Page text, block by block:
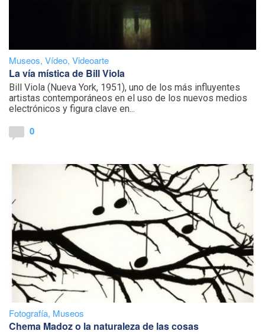
Museos, Vídeo, Videoarte
La vía mística de Bill Viola
Bill Viola (Nueva York, 1951), uno de los más influyentes
artistas contemporáneos en el uso de los nuevos medios
electrónicos y figura clave en...
0
Fotografía, Museos
Chema Madoz o la naturaleza de las cosas